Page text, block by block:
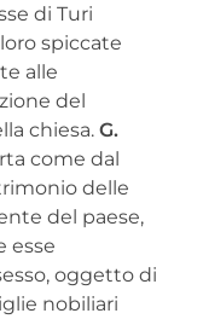
di Turi
spiccate
alle
del
chiesa. G.
come dal
delle
del paese,
esse
oggetto di
nobiliari